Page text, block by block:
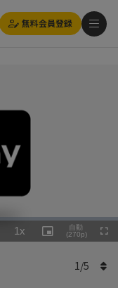
無料会員登録
1x
Rate
Picture-
in-
自動
(270p)
1/5